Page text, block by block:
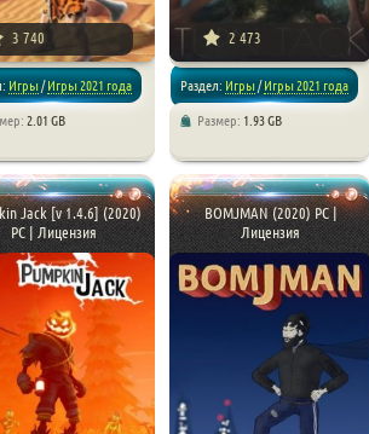
3 740
Игры/Игры 2021 года
2.01 GB
2 473
Раздел: Игры/Игры 2021 года
Размер: 1.93 GB
Jack [v 1.4.6] (2020)
PC | Лицензия
BOMJMAN (2020) PC |
Лицензия